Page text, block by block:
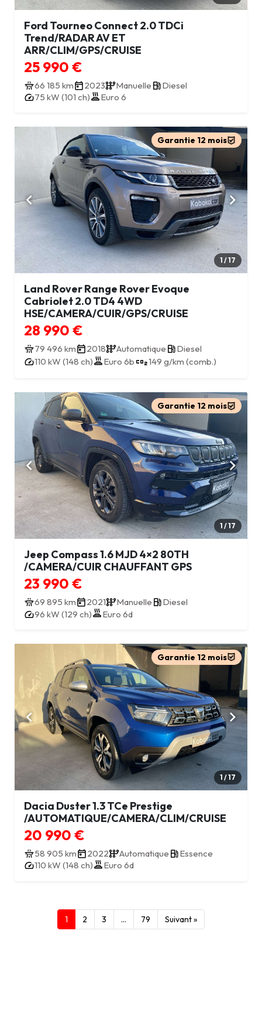
Ford Tourneo Connect 2.0 TDCi
Trend/RADAR AV ET
ARR/CLIM/GPS/CRUISE
25 990 €
66 185 km 2023 Manuelle
Diesel
75 kW (101 ch)
Euro 6
Garantie 12 mois
1 / 17
Land Rover Range Rover Evoque
Cabriolet 2.0 TD4 4WD
HSE/CAMERA/CUIR/GPS/CRUISE
28 990 €
79 496 km 2018 Automatique
Diesel
110 kW (148 ch)
Euro 6b 149 g/km (comb.)
Garantie 12 mois
1 / 17
Jeep Compass 1.6 MJD 4×2 80TH
/CAMERA/CUIR CHAUFFANT GPS
23 990 €
69 895 km 2021 Manuelle
Diesel
96 kW (129 ch)
Euro 6d
Garantie 12 mois
1 / 17
Dacia Duster 1.3 TCe Prestige
/AUTOMATIQUE/CAMERA/CLIM/CRUISE
20 990 €
58 905 km 2022 Automatique
Essence
110 kW (148 ch)
Euro 6d
1 2 3 … 79 Suivant »